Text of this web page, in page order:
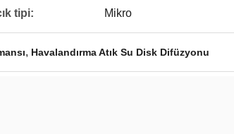
tipi: Mikro
, Havalandırma Atık Su Disk Difüzyonu